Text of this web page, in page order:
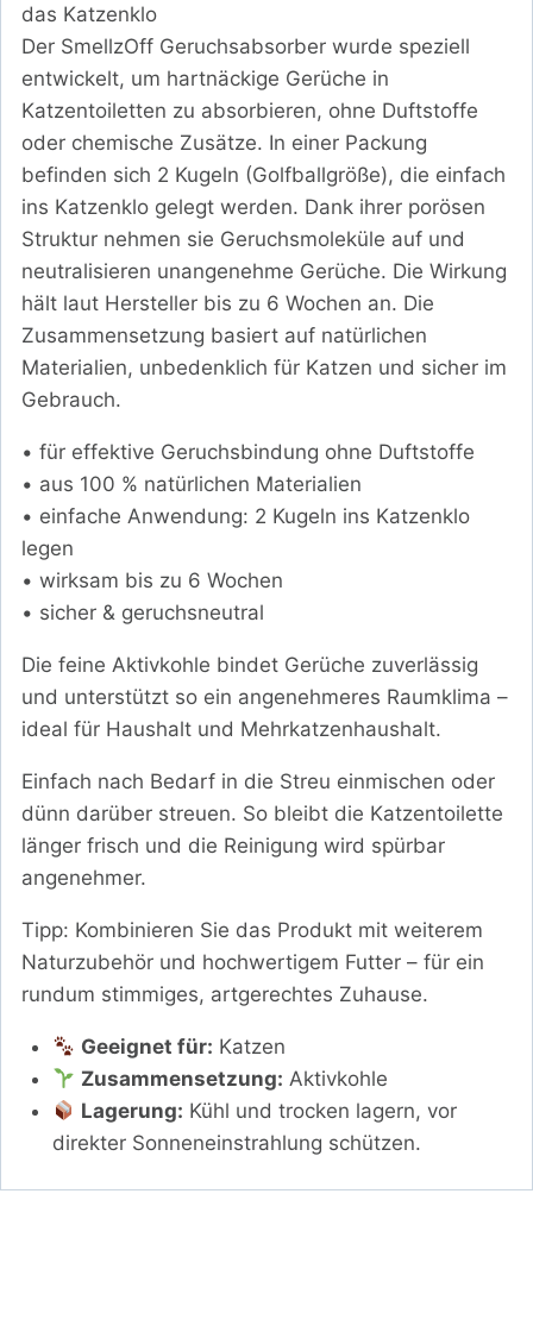
das Katzenklo
Der SmellzOff Geruchsabsorber wurde speziell
entwickelt, um hartnäckige Gerüche in
Katzentoiletten zu absorbieren, ohne Duftstoffe
oder chemische Zusätze. In einer Packung
befinden sich 2 Kugeln (Golfballgröße), die einfach
ins Katzenklo gelegt werden. Dank ihrer porösen
Struktur nehmen sie Geruchsmoleküle auf und
neutralisieren unangenehme Gerüche. Die Wirkung
hält laut Hersteller bis zu 6 Wochen an. Die
Zusammensetzung basiert auf natürlichen
Materialien, unbedenklich für Katzen und sicher im
Gebrauch.
• für effektive Geruchsbindung ohne Duftstoffe
• aus 100 % natürlichen Materialien
• einfache Anwendung: 2 Kugeln ins Katzenklo
legen
• wirksam bis zu 6 Wochen
• sicher & geruchsneutral
Die feine Aktivkohle bindet Gerüche zuverlässig
und unterstützt so ein angenehmeres Raumklima –
ideal für Haushalt und Mehrkatzenhaushalt.
Einfach nach Bedarf in die Streu einmischen oder
dünn darüber streuen. So bleibt die Katzentoilette
länger frisch und die Reinigung wird spürbar
angenehmer.
Tipp: Kombinieren Sie das Produkt mit weiterem
Naturzubehör und hochwertigem Futter – für ein
rundum stimmiges, artgerechtes Zuhause.
Geeignet für: Katzen
Zusammensetzung: Aktivkohle
Lagerung: Kühl und trocken lagern, vor
direkter Sonneneinstrahlung schützen.